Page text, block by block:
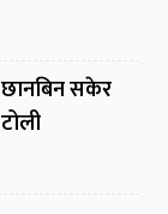
छानबिन सकेर